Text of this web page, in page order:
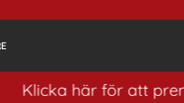
här för att